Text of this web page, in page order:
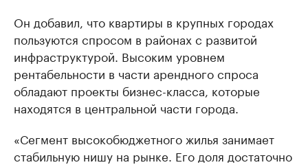
Он добавил, что квартиры в крупных городах
пользуются спросом в районах с развитой
инфраструктурой. Высоким уровнем
рентабельности в части арендного спроса
обладают проекты бизнес-класса, которые
находятся в центральной части города.
«Сегмент высокобюджетного жилья занимает
стабильную нишу на рынке. Его доля достаточно